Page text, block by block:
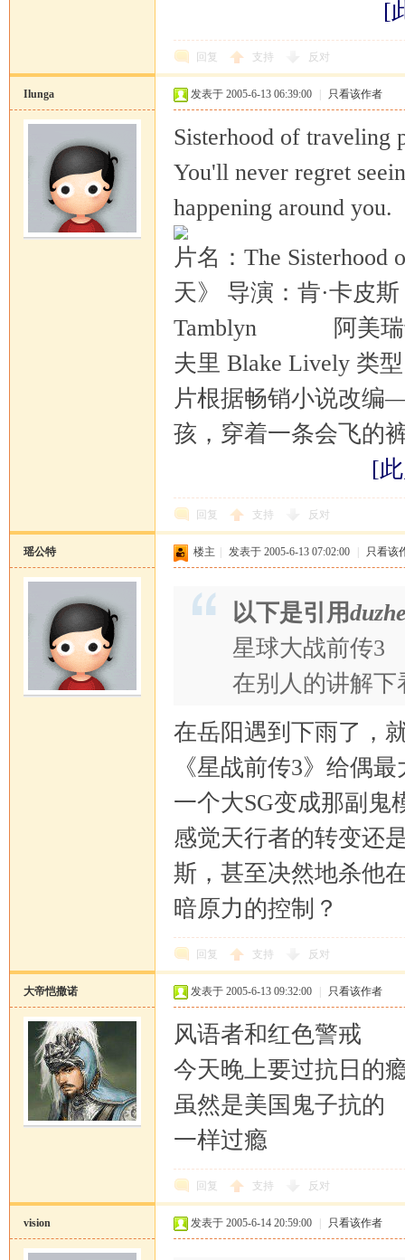
[
回复 支持 反对
Ilunga 发表于 2005-6-13 06:39:00 只看该作者
Sisterhood of traveling
You'll never regret
happening around you.
片名：The Sisterhood
天》 导演：肯·卡皮
Tamblyn 阿美瑞
夫里 Blake Lively 类
片根据畅销小说改编
孩，穿着一条会飞的
[
回复 支持 反对
瑶公特 楼主 发表于 2005-6-13 07:02:00 只看该
以下是引用
星球大战前传3
在别人的讲解
在岳阳遇到下雨了，
《星战前传3》给偶
一个大SG变成那副
感觉天行者的转变还
斯，甚至决然地杀他
暗原力的控制？
回复 支持 反对
大帝恺撒诺 发表于 2005-6-13 09:32:00 只看该作者
风语者和红色警戒
今天晚上要过抗日的
虽然是美国鬼子抗的
一样过瘾
回复 支持 反对
vision 发表于 2005-6-14 20:59:00 只看该作者